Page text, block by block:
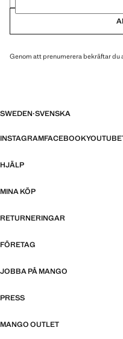
Genom att prenumerera bekräftar du
SWEDEN·SVENSKA
INSTAGRAMFACEBOOKYOUTUBE
HJÄLP
MINA KÖP
RETURNERINGAR
FÖRETAG
JOBBA PÅ MANGO
PRESS
MANGO OUTLET